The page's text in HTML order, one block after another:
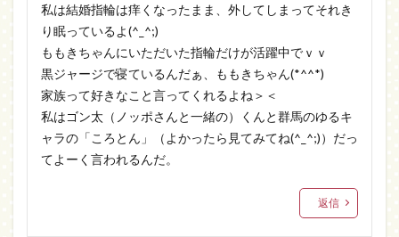
私は結婚指輪は痒くなったまま、外してしまってそれき
り眠っているよ(^_^;)
ももきちゃんにいただいた指輪だけが活躍中でｖｖ
黒ジャージで寝ているんだぁ、ももきちゃん(*^^*)
家族って好きなこと言ってくれるよね＞＜
私はゴン太（ノッポさんと一緒の）くんと群馬のゆるキ
ャラの「ころとん」（よかったら見てみてね(^_^;)）だっ
てよーく言われるんだ。
返信